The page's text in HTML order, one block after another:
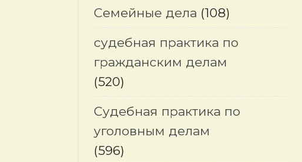
Семейные дела (108)
судебная практика по
гражданским делам
(520)
Судебная практика по
уголовным делам
(596)